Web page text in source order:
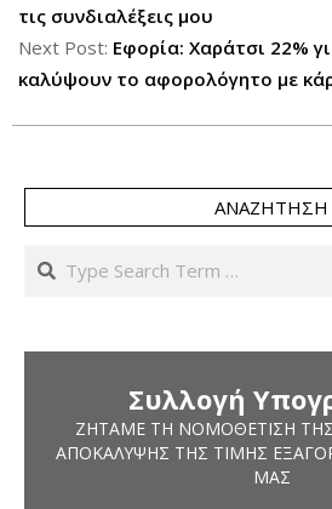
τις συνδιαλέξεις μου
Next Post: Εφορία: Χαράτσι 22%
καλύψουν το αφορολόγητο με
ΑΝΑΖΉΤΗΣΗ
Search
Συλλογή
ΖΗΤΆΜΕ ΤΗ ΝΟΜΟΘΈΤΙΣΗ
ΑΠΟΚΆΛΥΨΗΣ ΤΗΣ ΤΙΜΉΣ
ΜΑΣ